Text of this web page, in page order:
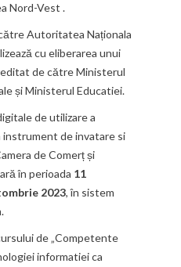
Nord-Vest .
Autoritatea Naționala
cu eliberarea unui
de către Ministerul
și Ministerul Educatiei.
de utilizare a
de invatare si
de Comerț și
în perioada 11
2023, în sistem
de „Competente
informatiei ca